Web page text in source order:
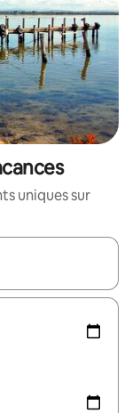
uniques sur
flèches vers le